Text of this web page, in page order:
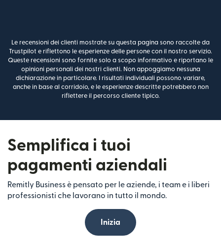
Le recensioni dei clienti mostrate su questa pagina sono raccolte da
Trustpilot e riflettono le esperienze delle persone con il nostro servizio.
Queste recensioni sono fornite solo a scopo informativo e riportano le
opinioni personali dei nostri clienti. Non appoggiamo nessuna
dichiarazione in particolare. I risultati individuali possono variare,
anche in base al corridoio, e le esperienze descritte potrebbero non
riflettere il percorso cliente tipico.
Semplifica i tuoi
pagamenti aziendali
Remitly Business è pensato per le aziende, i team e i liberi
professionisti che lavorano in tutto il mondo.
Inizia